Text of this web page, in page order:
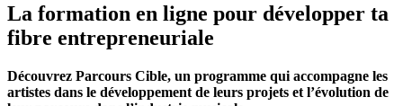
La formation en ligne pour développer ta
fibre entrepreneuriale
Découvrez Parcours Cible, un programme qui accompagne les
artistes dans le développement de leurs projets et l’évolution de